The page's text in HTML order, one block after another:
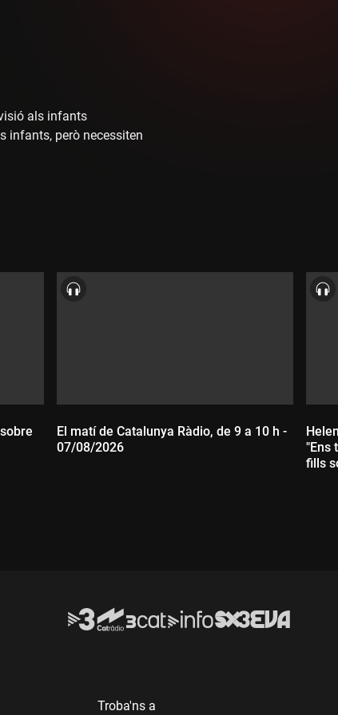
als infants
infants, però necessiten
El matí de Catalunya Ràdio, de 9 a 10 h -
07/08/2026
"Ens
fills
Troba'ns a